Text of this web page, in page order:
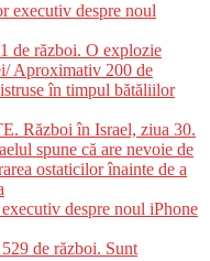
executiv despre noul
de război. O explozie
Aproximativ 200 de
în timpul bătăliilor
Război în Israel, ziua 30.
spune că are nevoie de
ostaticilor înainte de a
despre noul iPhone
de război. Sunt